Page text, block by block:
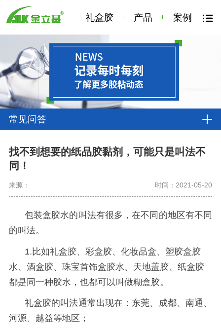
礼盒胶 产品 案例
常见问答
找不到想要的纸品胶黏剂，可能只是叫法不
同！
来源： 时间：2021-05-20
包装盒胶水的叫法有很多，在不同的地区有不同
的叫法。
1.比如礼盒胶、彩盒胶、化妆品盒、塑胶盒胶
水、酒盒胶、珠宝首饰盒胶水、天地盖胶、纸盒胶
都是同一种胶水，也都可以叫做糊盒胶。
礼盒胶的叫法通常出现在：东莞、成都、南通、
河源、越益等地区；